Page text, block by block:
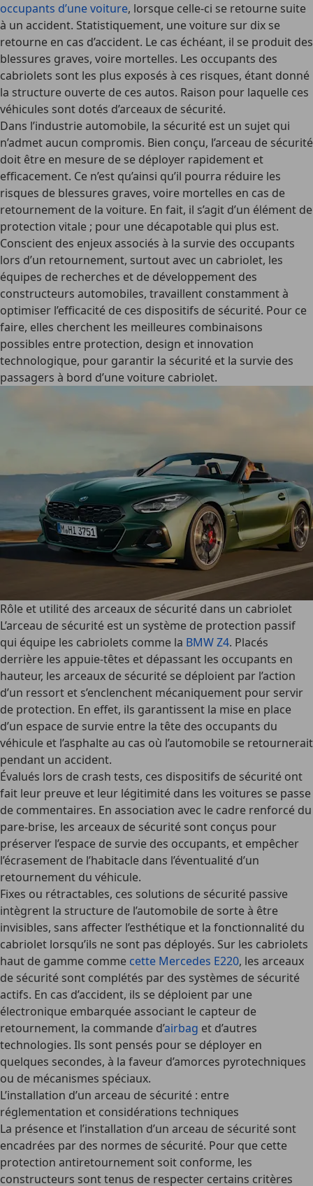
occupants d’une voiture, lorsque celle-ci se retourne suite
à un accident. Statistiquement, une voiture sur dix se
retourne en cas d’accident. Le cas échéant, il se produit des
blessures graves, voire mortelles. Les occupants des
cabriolets sont les plus exposés à ces risques, étant donné
la structure ouverte de ces autos. Raison pour laquelle ces
véhicules sont dotés d’arceaux de sécurité.
Dans l’industrie automobile, la sécurité est un sujet qui
n’admet aucun compromis. Bien conçu, l’arceau de sécurité
doit être en mesure de se déployer rapidement et
efficacement. Ce n’est qu’ainsi qu’il pourra réduire les
risques de blessures graves, voire mortelles en cas de
retournement de la voiture. En fait, il s’agit d’un élément de
protection vitale ; pour une décapotable qui plus est.
Conscient des enjeux associés à la survie des occupants
lors d’un retournement, surtout avec un cabriolet, les
équipes de recherches et de développement des
constructeurs automobiles, travaillent constamment à
optimiser l’efficacité de ces dispositifs de sécurité. Pour ce
faire, elles cherchent les meilleures combinaisons
possibles entre protection, design et innovation
technologique, pour garantir la sécurité et la survie des
passagers à bord d’une voiture cabriolet.
Rôle et utilité des arceaux de sécurité dans un cabriolet
L’arceau de sécurité est un système de protection passif
qui équipe les cabriolets comme la BMW Z4. Placés
derrière les appuie-têtes et dépassant les occupants en
hauteur, les arceaux de sécurité se déploient par l’action
d’un ressort et s’enclenchent mécaniquement pour servir
de protection. En effet, ils garantissent la mise en place
d’un espace de survie entre la tête des occupants du
véhicule et l’asphalteau cas où l’automobile se retournerait
pendant un accident.
Évalués lors de crash tests, ces dispositifs de sécurité ont
fait leur preuve et leur légitimité dans les voitures se passe
de commentaires. En association avec le cadre renforcé du
pare-brise, les arceaux de sécurité sont conçus pour
préserver l’espace de survie des occupants, et empêcher
l’écrasement de l’habitacle dans l’éventualité d’un
retournement du véhicule.
Fixes ou rétractables, ces solutions de sécurité passive
intègrent la structure de l’automobile de sorte à être
invisibles, sans affecter l’esthétique et la fonctionnalité du
cabriolet lorsqu’ils ne sont pas déployés. Sur les cabriolets
haut de gamme comme cette Mercedes E220, les arceaux
de sécurité sont complétés par des systèmes de sécurité
actifs. En cas d’accident, ils se déploient par une
électronique embarquée associant le capteur de
retournement, la commande d’airbag et d’autres
technologies. Ils sont pensés pour se déployer en
quelques secondes, à la faveur d’amorces pyrotechniques
ou de mécanismes spéciaux.
L’installation d’un arceau de sécurité : entre
réglementation et considérations techniques
La présence et l’installation d’un arceau de sécurité sont
encadrées par des normes de sécurité. Pour que cette
protection antiretournement soit conforme, les
constructeurs sont tenus de respecter certains critères